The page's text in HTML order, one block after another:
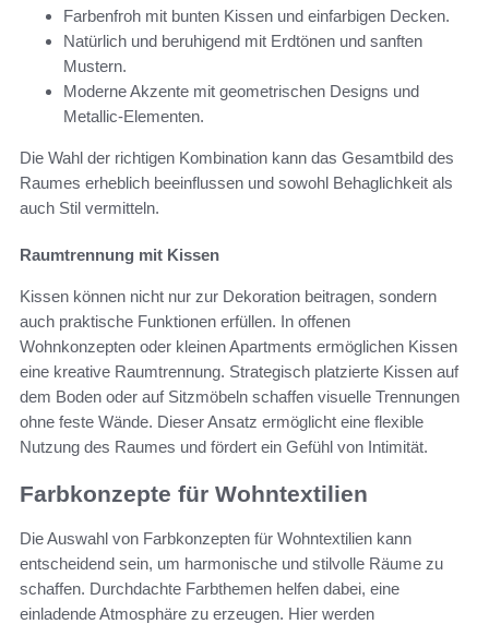
Farbenfroh mit bunten Kissen und einfarbigen Decken.
Natürlich und beruhigend mit Erdtönen und sanften
Mustern.
Moderne Akzente mit geometrischen Designs und
Metallic-Elementen.
Die Wahl der richtigen Kombination kann das Gesamtbild des
Raumes erheblich beeinflussen und sowohl Behaglichkeit als
auch Stil vermitteln.
Raumtrennung mit Kissen
Kissen können nicht nur zur Dekoration beitragen, sondern
auch praktische Funktionen erfüllen. In offenen
Wohnkonzepten oder kleinen Apartments ermöglichen Kissen
eine kreative Raumtrennung. Strategisch platzierte Kissen auf
dem Boden oder auf Sitzmöbeln schaffen visuelle Trennungen
ohne feste Wände. Dieser Ansatz ermöglicht eine flexible
Nutzung des Raumes und fördert ein Gefühl von Intimität.
Farbkonzepte für Wohntextilien
Die Auswahl von Farbkonzepten für Wohntextilien kann
entscheidend sein, um harmonische und stilvolle Räume zu
schaffen. Durchdachte Farbthemen helfen dabei, eine
einladende Atmosphäre zu erzeugen. Hier werden